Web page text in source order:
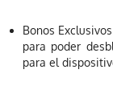
Bonos
para poder
para el